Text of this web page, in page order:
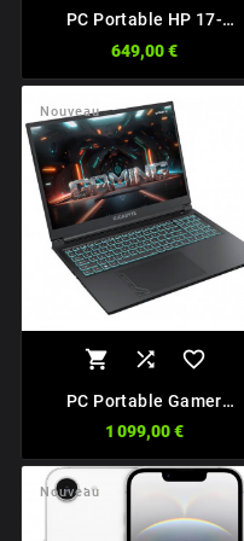
PC Portable HP 17-
7520U / 16Go / 512Go /
17,3''FHD / W11
649,00 €
Nouveau
  
PC Portable Gamer
H2FR854KH I7 13th Gen /
16Go / 1To / RTX 4050 /
16''FHD 165 Hz / W11
1 099,00 €
Nouveau